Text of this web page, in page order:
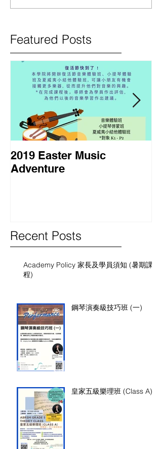
Featured Posts
2019 Easter Music
Adventure
Recent Posts
Academy Policy 家長及學員須知 (暑期課
程)
鋼琴演奏級技巧班 (一)
皇家五級樂理班 (Class A)